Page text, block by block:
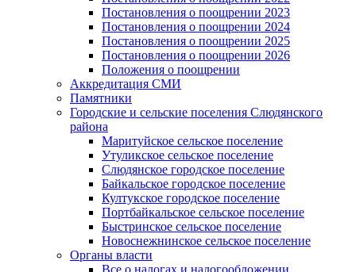
Постановления о поощрении 2023
Постановления о поощрении 2024
Постановления о поощрении 2025
Постановления о поощрении 2026
Положения о поощрении
Аккредитация СМИ
Памятники
Городские и сельские поселения Слюдянского
района
Маритуйское сельское поселение
Утуликское сельское поселение
Слюдянское городское поселение
Байкальское городское поселение
Култукское городское поселение
Портбайкальское сельское поселение
Быстринское сельское поселение
Новоснежнинское сельское поселение
Органы власти
Все о налогах и налогообложении